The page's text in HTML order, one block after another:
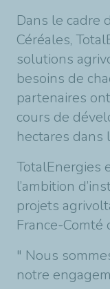
Dans le cadre
Céréales,
solutions
besoins de
partenaires
cours de
hectares dans
TotalEnergies
l’ambition
projets
France-Comté
" Nous
notre